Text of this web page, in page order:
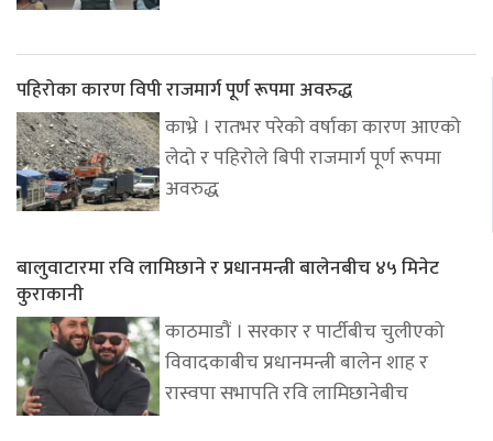
पहिरोका कारण विपी राजमार्ग पूर्ण रूपमा अवरुद्ध
काभ्रे । रातभर परेको वर्षाका कारण आएको
लेदो र पहिरोले बिपी राजमार्ग पूर्ण रूपमा
अवरुद्ध
बालुवाटारमा रवि लामिछाने र प्रधानमन्त्री बालेनबीच ४५ मिनेट
कुराकानी
काठमाडौं । सरकार र पार्टीबीच चुलीएको
विवादकाबीच प्रधानमन्त्री बालेन शाह र
रास्वपा सभापति रवि लामिछानेबीच